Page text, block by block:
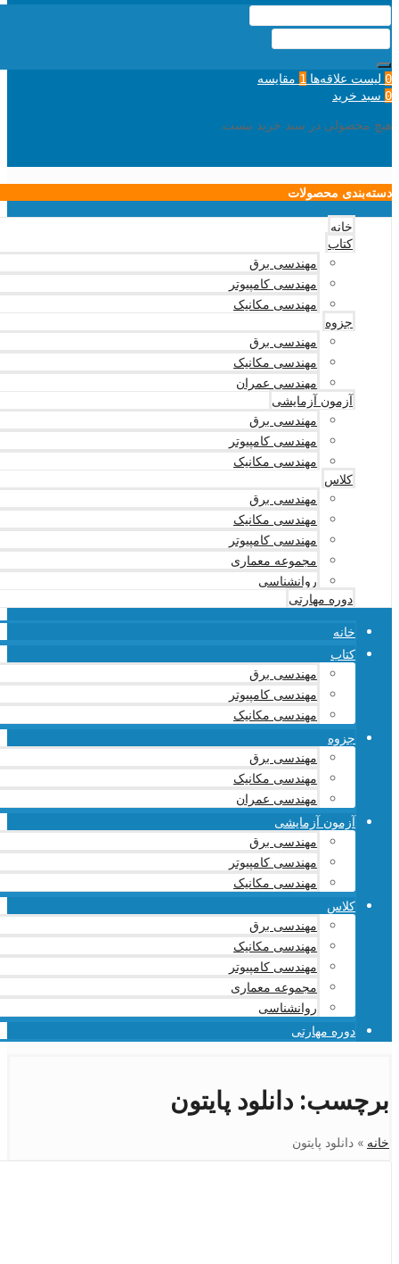
0 لیست علاقه‌ها 1 مقایسه
0 سبد خرید
هیچ محصولی در سبد خرید نیست.
دسته‌بندی محصولات
خانه
کتاب
مهندسی برق
مهندسی کامپیوتر
مهندسی مکانیک
جزوه
مهندسی برق
مهندسی مکانیک
مهندسی عمران
آزمون آزمایشی
مهندسی برق
مهندسی کامپیوتر
مهندسی مکانیک
کلاس
مهندسی برق
مهندسی مکانیک
مهندسی کامپیوتر
مجموعه معماری
روانشناسی
دوره مهارتی
خانه
کتاب
مهندسی برق
مهندسی کامپیوتر
مهندسی مکانیک
جزوه
مهندسی برق
مهندسی مکانیک
مهندسی عمران
آزمون آزمایشی
مهندسی برق
مهندسی کامپیوتر
مهندسی مکانیک
کلاس
مهندسی برق
مهندسی مکانیک
مهندسی کامپیوتر
مجموعه معماری
روانشناسی
دوره مهارتی
برچسب: دانلود پایتون
خانه » دانلود پایتون